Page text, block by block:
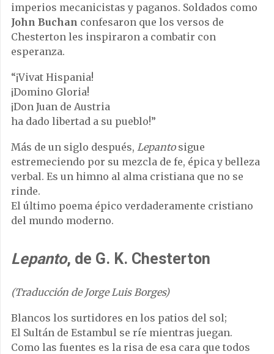
imperios mecanicistas y paganos. Soldados como
John Buchan confesaron que los versos de
Chesterton les inspiraron a combatir con
esperanza.
“¡Vivat Hispania!
¡Domino Gloria!
¡Don Juan de Austria
ha dado libertad a su pueblo!”
Más de un siglo después, Lepantosigue
estremeciendo por su mezcla de fe, épica y belleza
verbal. Es un himno al alma cristiana que no se
rinde.
El último poema épico verdaderamente cristiano
del mundo moderno.
Lepanto, de G. K. Chesterton
(Traducción de Jorge Luis Borges)
Blancos los surtidores en los patios del sol;
El Sultán de Estambul se ríe mientras juegan.
Como las fuentes es la risa de esa cara que todos